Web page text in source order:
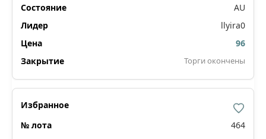
AU
llyira0
96
Торги окончены
464